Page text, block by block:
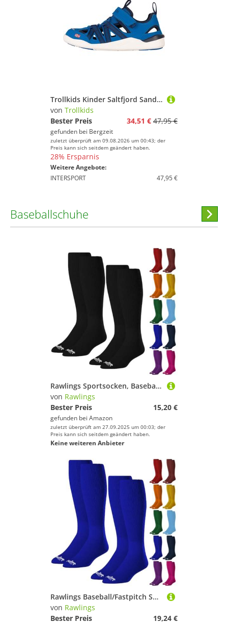
Trollkids Kinder Saltfjord Sandale
von Trollkids
Bester Preis
34,51 € 47,95 €
gefunden bei Bergzeit
zuletzt überprüft am 09.08.2026 um 00:43; der
Preis kann sich seitdem geändert haben.
28% Ersparnis
Weitere Angebote:
INTERSPORT
47,95 €
Baseballschuhe
Rawlings Sportsocken, Baseball/Softball, 2 Paar, mehrere Größen/Farben
von Rawlings
Bester Preis
15,20 €
gefunden bei Amazon
zuletzt überprüft am 27.09.2025 um 00:03; der
Preis kann sich seitdem geändert haben.
Keine weiteren Anbieter
Rawlings Baseball/Fastpitch Softball-Socken, 2 Paar, verschiedene Größen/Farben
von Rawlings
Bester Preis
19,24 €